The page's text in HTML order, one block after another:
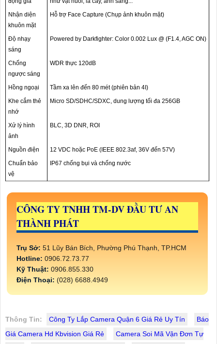
Nhận diện
khuôn mặt
Hỗ trợ Face Capture (Chụp ảnh khuôn mặt)
Độ nhạy
sáng
Powered by Darkfighter: Color 0.002 Lux @ (F1.4, AGC ON)
Chống
ngược sáng
WDR thực 120dB
Hồng ngoại
Tầm xa lên đến 80 mét (phiên bản 4I)
Khe cắm thẻ
nhớ
Micro SD/SDHC/SDXC, dung lượng tối đa 256GB
Xử lý hình
ảnh
BLC, 3D DNR, ROI
Nguồn điện
12 VDC hoặc PoE (IEEE 802.3af, 36V đến 57V)
Chuẩn bảo
vệ
IP67 chống bụi và chống nước
CÔNG TY TNHH TM-DV ĐẦU TƯ AN
THÀNH PHÁT
Trụ Sở: 51 Lũy Bán Bích, Phường Phú Thạnh, TP.HCM
Hotline: 0906.72.73.77
Kỹ Thuật: 0906.855.330
Điện Thoại: (028) 6688.4949
Thông Tin: Công Ty Lắp Camera Quận 6 Giá Rẻ Uy Tín
Báo
Giá Camera Hd Kbvision Giá Rẻ
Camera Soi Mã Vận Đơn Tự